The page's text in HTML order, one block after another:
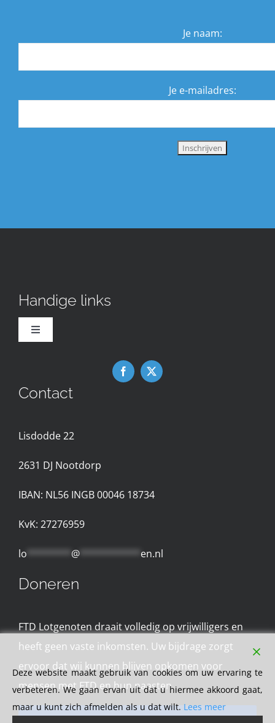
Je naam:
Je e-mailadres:
Handige links
Toggle
Nieuws
Contact met de Expertgroep
Gebruiksvoorwaarden
Contact
Lisdodde 22
2631 DJ Nootdorp
IBAN: NL56 INGB 00046 18734
KvK: 27276959
lo ******** @*********** en.nl
Doneren
FTD Lotgenoten draait volledig op vrijwilligers en
heeft geen vaste inkomsten. Uw bijdrage zorgt
ervoor dat wij kunnen blijven opkomen voor
mensen met FTD en hun naasten
DONEER NU
Deze website maakt gebruik van cookies om uw ervaring te
verbeteren. We gaan ervan uit dat u hiermee akkoord gaat,
maar u kunt zich afmelden als u dat wilt. Lees meer